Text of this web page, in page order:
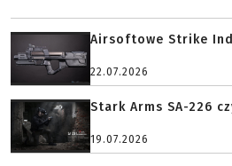
Airsoftowe Strike
22.07.2026
Stark Arms SA-226
19.07.2026